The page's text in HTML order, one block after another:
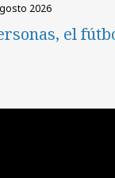
2026
el